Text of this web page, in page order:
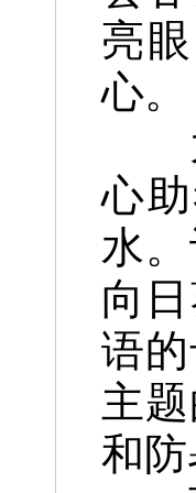
亮
心。
为
心
水
向
语
主
和防